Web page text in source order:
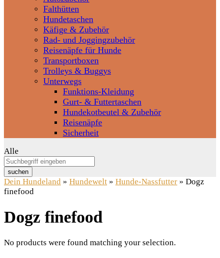
Falthütten
Hundetaschen
Käfige & Zubehör
Rad- und Joggingzubehör
Reisenäpfe für Hunde
Transportboxen
Trolleys & Buggys
Unterwegs
Funktions-Kleidung
Gurt- & Futtertaschen
Hundekotbeutel & Zubehör
Reisenäpfe
Sicherheit
Alle
suchen
Dein Hundeland » Hundewelt » Hunde-Nassfutter » Dogz
finefood
Dogz finefood
No products were found matching your selection.